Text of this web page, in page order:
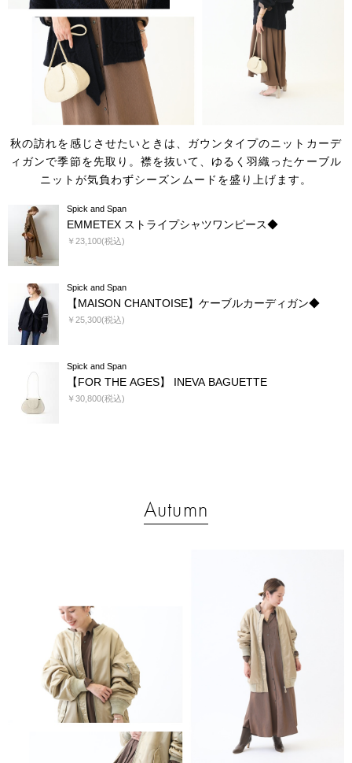
秋の訪れを感じさせたいときは、ガウンタイプのニットカーデ
ィガンで季節を先取り。 襟を抜いて、ゆるく羽織ったケーブル
ニットが気負わずシーズンムードを盛り上げます。
Spick and Span
EMMETEX ストライプシャツワンピース◆
￥23,100(税込)
Spick and Span
【MAISON CHANTOISE】ケーブルカーディガン◆
￥25,300(税込)
Spick and Span
【FOR THE AGES】 INEVA BAGUETTE
￥30,800(税込)
Autumn